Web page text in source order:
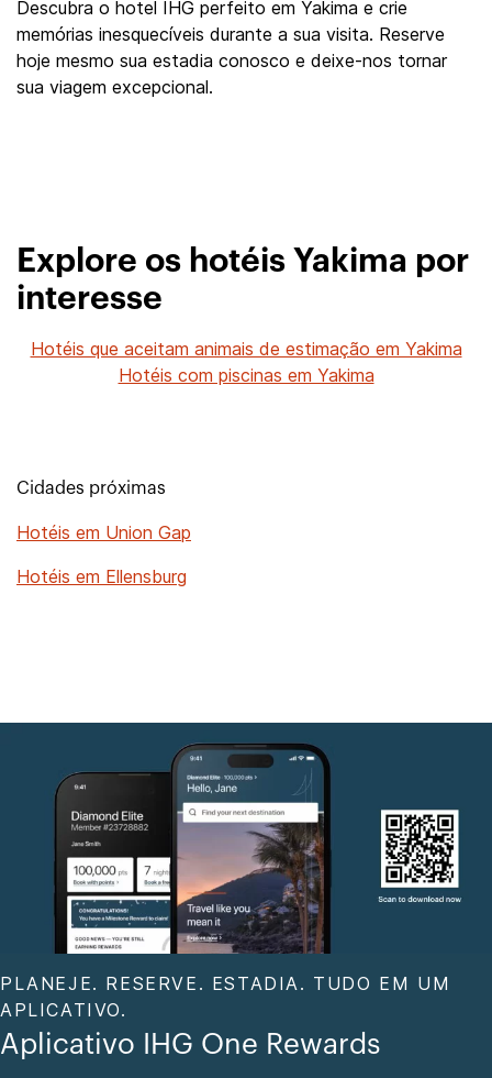
Descubra o hotel IHG perfeito em Yakima e crie
memórias inesquecíveis durante a sua visita. Reserve
hoje mesmo sua estadia conosco e deixe-nos tornar
sua viagem excepcional.
Explore os hotéis Yakima por
interesse
Hotéis que aceitam animais de estimação em Yakima
Hotéis com piscinas em Yakima
Cidades próximas
Hotéis em Union Gap
Hotéis em Ellensburg
PLANEJE. RESERVE. ESTADIA. TUDO EM UM
APLICATIVO.
Aplicativo IHG One Rewards